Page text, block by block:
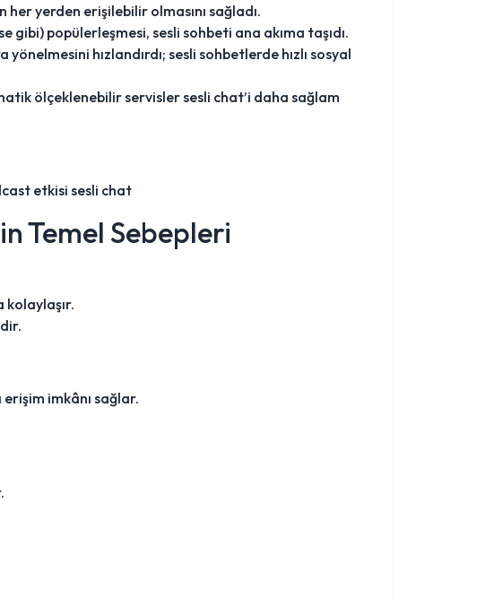
her yerden erişilebilir olmasını sağladı.
gibi) popülerleşmesi, sesli sohbeti ana akıma taşıdı.
hızlandırdı; sesli sohbetlerde hızlı sosyal
ölçeklenebilir servisler sesli chat’i daha sağlam
etkisi sesli chat
Temel Sebepleri
kolaylaşır.
imkânı sağlar.